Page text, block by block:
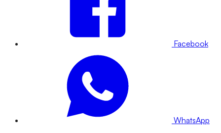
Facebook
WhatsApp